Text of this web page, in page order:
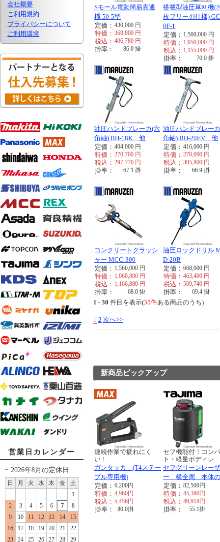
会社概要
ご利用規約
プライバシーについて
ご利用環境
営業日カレンダー
2026年8月の定休日
日 月 火 水 木 金
土
1
2
3 4 5 6 7
8
9
10 11 12 13 14
15
16
17 18 19 20 21
22
23
24 25 26 27 28 29
Sモール電動簡易貫通
機 50-5型
定価： 430,000 円
特価： 369,800 円
税込： 406,780 円
掛率： 86.0 掛
搭載型油圧草刈機
枚フリー刃仕様)
0F-1
定価： 1,500,000 円
特価： 1,050,000 円
税込： 1,155,000 円
掛率： 70.0 掛
油圧ハンドブレーカ(六
角軸) BH-18K 他
定価： 404,000 円
特価： 270,700 円
税込： 297,770 円
掛率： 67.1 掛
油圧ハンドブレー
角軸) BH-20EV 他
定価： 416,000 円
特価： 278,000 円
税込： 305,800 円
掛率： 66.9 掛
コンクリートクラッシ
ャー MCC-300
定価： 1,560,000 円
特価： 1,060,800 円
税込： 1,166,880 円
掛率： 68.0 掛
油圧ロックドリル
D-20B
定価： 668,000 円
特価： 463,400 円
税込： 509,740 円
掛率： 69.4 掛
1 - 30 件目を表示(35件ある商品のうち)
1 2 次へ>>
新商品ピックアップ
連続作業で疲れにく
い！
ガンタッカ (T4ステー
プル専用機)
定価： 6,200円
特価： 4,960円
税込： 5,456円
掛率： 80.0掛
セフ機能付！コン
ト・軽量ボディレ...
セフグリーンレーザ
ー 横全周 本体
定価： 82,500円
特価： 45,380円
税込： 49,918円
掛率： 55.1掛